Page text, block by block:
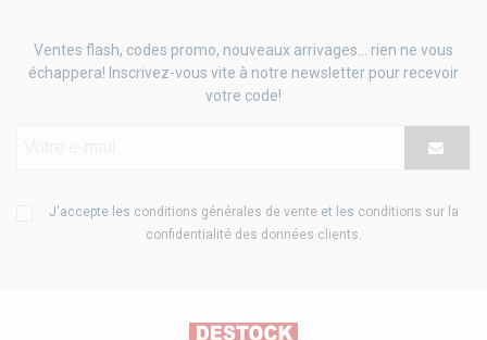
Ventes flash, codes promo, nouveaux arrivages... rien ne vous
échappera! Inscrivez-vous vite à notre newsletter pour recevoir
votre code!
J'accepte les conditions générales de vente et les conditions sur la
confidentialité des données clients